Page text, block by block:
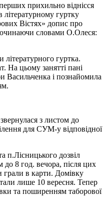
прихильно віднісся
гуртку
Вістях» допис про
словами О.Олеся:
літературного гуртка.
На цьому занятті пані
Васильченка і познайомила
з листом до
для СУМ-у відповідної
п.Лісницького дозвіл
8 год. вечора, після цих
в карти. Домівку
лише 10 вересня. Тепер
та поширенням таборової